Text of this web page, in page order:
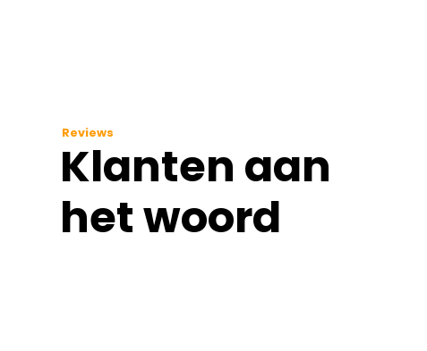
Reviews
Klanten aan
het woord